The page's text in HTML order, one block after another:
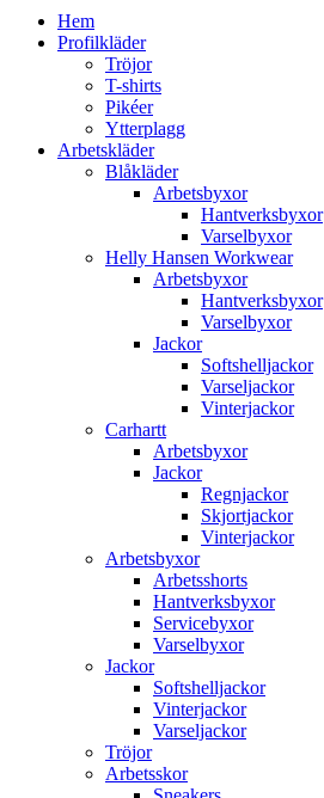
Hem
Profilkläder
Tröjor
T-shirts
Pikéer
Ytterplagg
Arbetskläder
Blåkläder
Arbetsbyxor
Hantverksbyxor
Varselbyxor
Helly Hansen Workwear
Arbetsbyxor
Hantverksbyxor
Varselbyxor
Jackor
Softshelljackor
Varseljackor
Vinterjackor
Carhartt
Arbetsbyxor
Jackor
Regnjackor
Skjortjackor
Vinterjackor
Arbetsbyxor
Arbetsshorts
Hantverksbyxor
Servicebyxor
Varselbyxor
Jackor
Softshelljackor
Vinterjackor
Varseljackor
Tröjor
Arbetsskor